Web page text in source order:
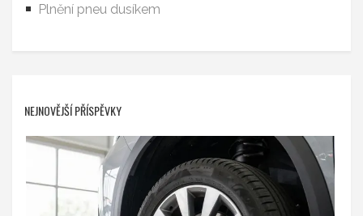
Plnění pneu dusíkem
NEJNOVĚJŠÍ PŘÍSPĚVKY